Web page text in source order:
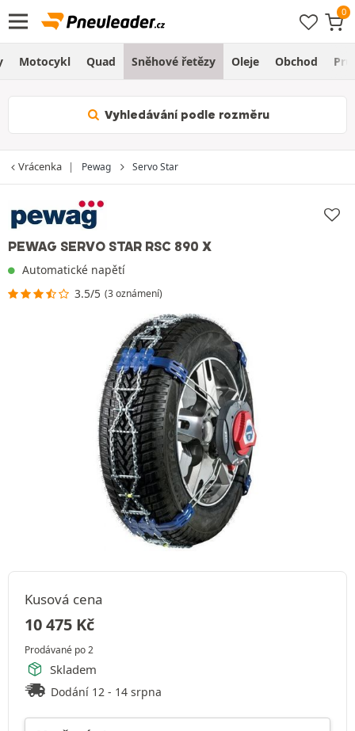
Motocykl Quad Sněhové řetězy Oleje Obchod
Vyhledávání podle rozměru
Vrácenka Pewag Servo Star
PEWAG SERVO STAR RSC 890 X
Automatické napětí
3.5/5 (3 oznámení)
Kusová cena
10 475 Kč
Prodávané po 2
Skladem
Dodání 12 - 14 srpna